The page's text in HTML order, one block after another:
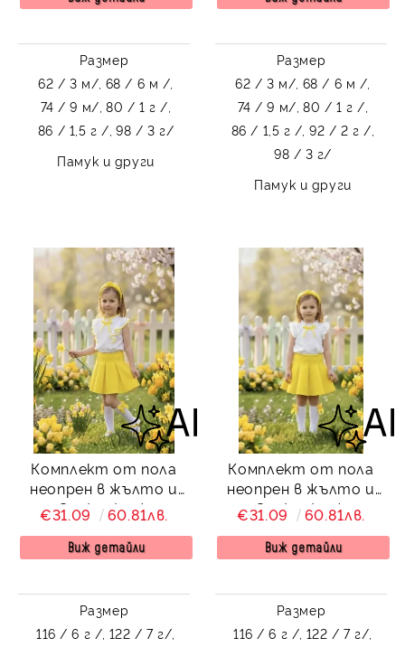
Размер
62 / 3 м/, 68 / 6 м /,
74 / 9 м/, 80 / 1 г /,
86 / 1,5 г /, 98 / 3 г/
Памук и други
Размер
62 / 3 м/, 68 / 6 м /,
74 / 9 м/, 80 / 1 г /,
86 / 1,5 г /, 92 / 2 г /,
98 / 3 г/
Памук и други
Комплект от пола
неопрен в жълто и
риза Contrast с жълта
панделка и къдрички
€31.09 60.81лв.
Виж детайли
Размер
116 / 6 г /, 122 / 7 г/,
Комплект от пола
неопрен в жълто и
риза Contrast с жълта
панделка
€31.09 60.81лв.
Виж детайли
Размер
116 / 6 г /, 122 / 7 г/,